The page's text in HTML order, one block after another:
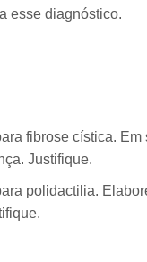
esse diagnóstico.
fibrose cística.
Justifique.
polidactilia.